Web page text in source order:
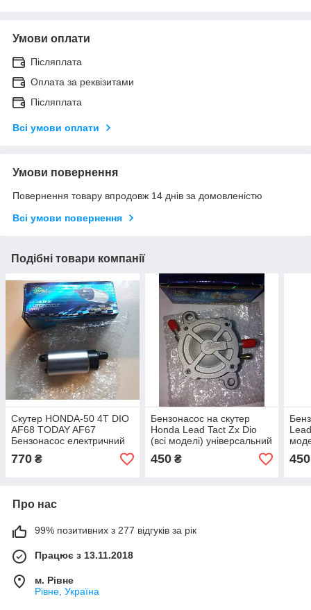
Умови оплати
Післяплата
Оплата за реквізитами
Післяплата
Всі умови оплати
Умови повернення
Повернення товару впродовж 14 днів за домовленістю
Всі умови повернення
Подібні товари компанії
Скутер HONDA-50 4Т DIO
AF68 TODAY AF67
Бензонасос електричний
фірма LIPAL — Японія під
оригінал
770 ₴
Бензонасос на скутер
Honda Lead Tact Zx Dio
(всі моделі) універсальний
фірма Lipal Японія - під
оригінал
450₴ 450
Про нас
99% позитивних з 277 відгуків за рік
Працює з 13.11.2018
м. Рівне
Рівне, Україна